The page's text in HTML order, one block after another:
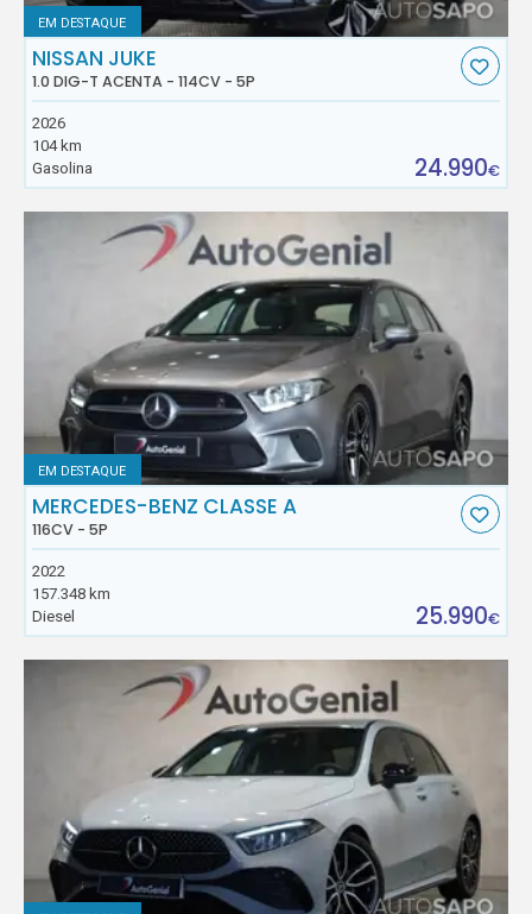
EM DESTAQUE
NISSAN JUKE
1.0 DIG-T ACENTA - 114CV - 5P
2026
104 km
Gasolina
24.990€
EM DESTAQUE
MERCEDES-BENZ CLASSE A
116CV - 5P
2022
157.348 km
Diesel
25.990€